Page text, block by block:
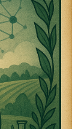
jobb!